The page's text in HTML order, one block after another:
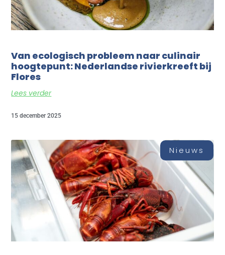
Van ecologisch probleem naar culinair
hoogtepunt: Nederlandse rivierkreeft bij
Flores
Lees verder
15 december 2025
Nieuws